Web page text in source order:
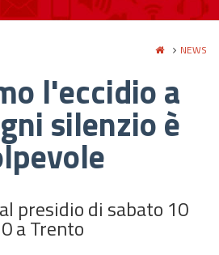
NEWS
l'eccidio a
silenzio è
presidio di sabato 10
a Trento